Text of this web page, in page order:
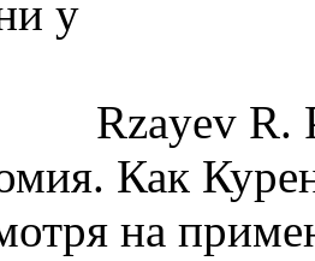
Rzayev R.
Как
на